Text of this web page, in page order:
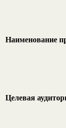
Наименование
Целевая